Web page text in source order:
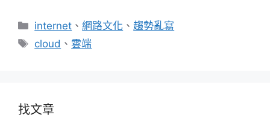
分
類
internet 、網路文化 、趨勢亂寫
標
cloud 、雲端
找文章